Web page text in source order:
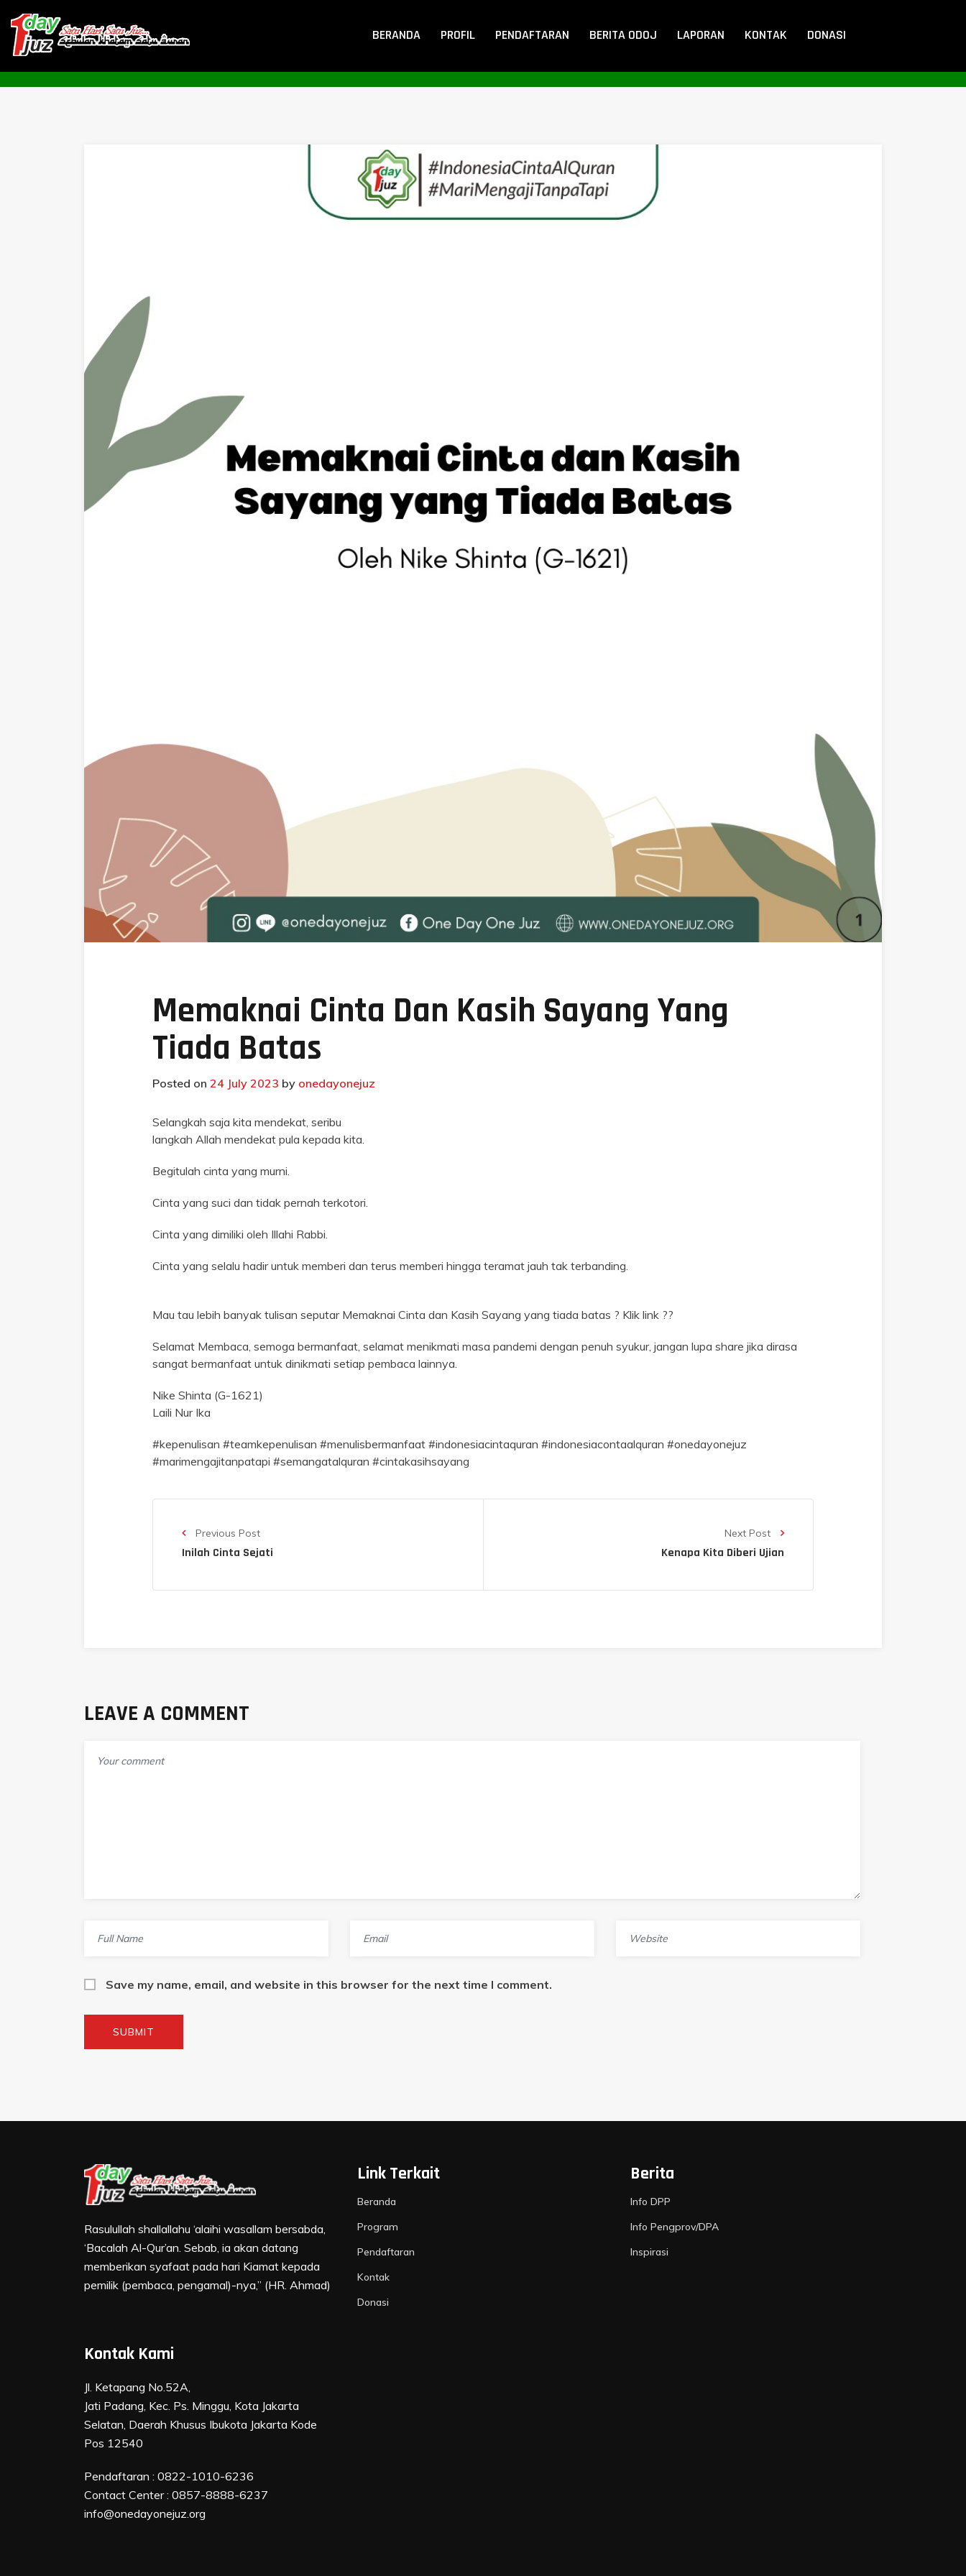
BERANDA PROFIL PENDAFTARAN BERITA ODOJ LAPORAN KONTAK DONASI
Memaknai Cinta Dan Kasih Sayang Yang
Tiada Batas
Posted on 24 July 2023 by onedayonejuz
Selangkah saja kita mendekat, seribu
langkah Allah mendekat pula kepada kita.
Begitulah cinta yang murni.
Cinta yang suci dan tidak pernah terkotori.
Cinta yang dimiliki oleh Illahi Rabbi.
Cinta yang selalu hadir untuk memberi dan terus memberi hingga teramat jauh tak terbanding.
Mau tau lebih banyak tulisan seputar Memaknai Cinta dan Kasih Sayang yang tiada batas ? Klik link ??
Selamat Membaca, semoga bermanfaat, selamat menikmati masa pandemi dengan penuh syukur, jangan lupa share jika dirasa
sangat bermanfaat untuk dinikmati setiap pembaca lainnya.
Nike Shinta (G-1621)
Laili Nur Ika
#kepenulisan #teamkepenulisan #menulisbermanfaat #indonesiacintaquran #indonesiacontaalquran #onedayonejuz
#marimengajitanpatapi #semangatalquran #cintakasihsayang
Previous Post
Inilah Cinta Sejati
Next Post
Kenapa Kita Diberi Ujian
LEAVE A COMMENT
Save my name, email, and website in this browser for the next time I comment.
Rasulullah shallallahu ‘alaihi wasallam bersabda,
‘Bacalah Al-Qur’an. Sebab, ia akan datang
memberikan syafaat pada hari Kiamat kepada
pemilik (pembaca, pengamal)-nya,” (HR. Ahmad)
Link Terkait
Beranda
Program
Pendaftaran
Kontak
Donasi
Berita
Info DPP
Info Pengprov/DPA
Inspirasi
Kontak Kami
Jl. Ketapang No.52A,
Jati Padang, Kec. Ps. Minggu, Kota Jakarta
Selatan, Daerah Khusus Ibukota Jakarta Kode
Pos 12540
Pendaftaran : 0822-1010-6236
Contact Center : 0857-8888-6237
info@onedayonejuz.org